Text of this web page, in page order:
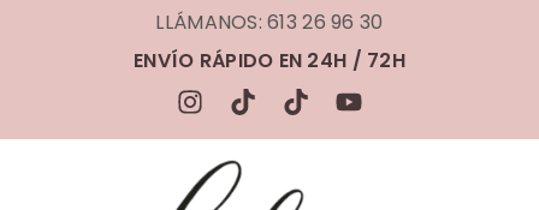
LLÁMANOS: 613 26 96 30
ENVÍO RÁPIDO EN 24H / 72H